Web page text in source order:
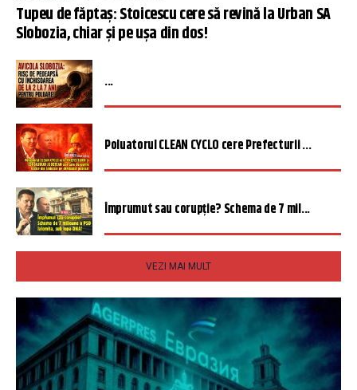
Tupeu de făptaș: Stoicescu cere să revină la Urban SA
Slobozia, chiar și pe ușa din dos!
...
Poluatorul CLEAN CYCLO cere Prefecturii ...
Împrumut sau corupție? Schema de 7 mil...
VEZI MAI MULT